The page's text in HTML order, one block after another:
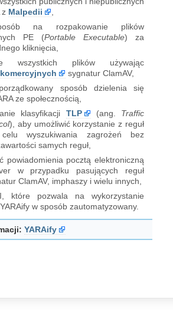
z Malpedii
na rozpakowanie plików
PE (Portable Executable) za
kliknięcia,
wszystkich plików używając
komercyjnych
sygnatur ClamAV,
sposób dzielenia się
ze społecznością,
klasyfikacji TLP (ang. Traffic
), aby umożliwić korzystanie z reguł
wyszukiwania zagrożeń bez
samych reguł,
powiadomienia pocztą elektroniczną
w przypadku pasujących reguł
ClamAV, imphaszy i wielu innych,
które pozwala na wykorzystanie
w sposób zautomatyzowany.
YARAify